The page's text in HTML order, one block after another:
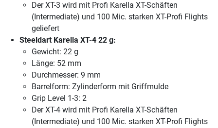
Der XT-3 wird mit Profi Karella XT-Schäften
(Intermediate) und 100 Mic. starken XT-Profi Flights
geliefert
Steeldart Karella XT-4 22 g:
Gewicht: 22 g
Länge: 52 mm
Durchmesser: 9 mm
Barrelform: Zylinderform mit Griffmulde
Grip Level 1-3: 2
Der XT-4 wird mit Profi Karella XT-Schäften
(Intermediate) und 100 Mic. starken XT-Profi Flights